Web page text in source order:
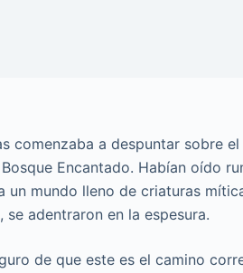
comenzaba a despuntar sobre
Encantado. Habían oído
un mundo lleno de criaturas
se adentraron en la espesura.
de que este es el camino